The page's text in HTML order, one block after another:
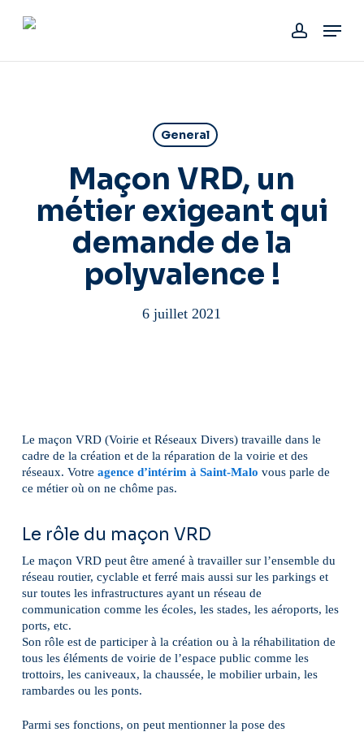
account
Menu
General
Maçon VRD, un
métier exigeant qui
demande de la
polyvalence !
6 juillet 2021
Le maçon VRD (Voirie et Réseaux Divers) travaille dans le
cadre de la création et de la réparation de la voirie et des
réseaux. Votre agence d’intérim à Saint-Malo vous parle de
ce métier où on ne chôme pas.
Le rôle du maçon VRD
Le maçon VRD peut être amené à travailler sur l’ensemble du
réseau routier, cyclable et ferré mais aussi sur les parkings et
sur toutes les infrastructures ayant un réseau de
communication comme les écoles, les stades, les aéroports, les
ports, etc.
Son rôle est de participer à la création ou à la réhabilitation de
tous les éléments de voirie de l’espace public comme les
trottoirs, les caniveaux, la chaussée, le mobilier urbain, les
rambardes ou les ponts.
Parmi ses fonctions, on peut mentionner la pose des